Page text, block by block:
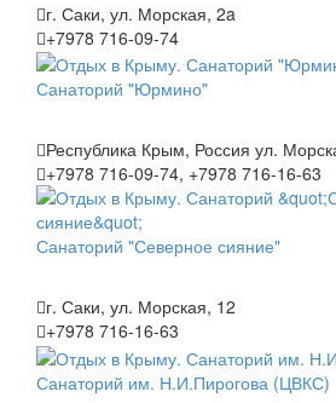
г. Саки, ул. Морская, 2a
+7978 716-09-74
Санаторий "Юрмино"
Республика Крым, Россия ул.
+7978 716-09-74, +7978 716-16-63
Санаторий "Северное сияние"
г. Саки, ул. Морская, 12
+7978 716-16-63
Санаторий им. Н.И.Пирогова (ЦВКС)